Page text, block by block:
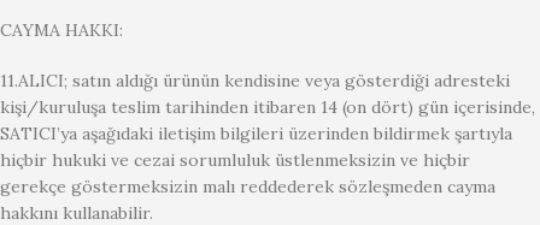
CAYMA HAKKI:
11.ALICI; satın aldığı ürünün kendisine veya gösterdiği adresteki
kişi/kuruluşa teslim tarihinden itibaren 14 (on dört) gün içerisinde,
SATICI’ya aşağıdaki iletişim bilgileri üzerinden bildirmek şartıyla
hiçbir hukuki ve cezai sorumluluk üstlenmeksizin ve hiçbir
gerekçe göstermeksizin malı reddederek sözleşmeden cayma
hakkını kullanabilir.